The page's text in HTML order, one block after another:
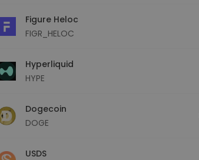
Figure Heloc
FIGR_HELOC
Hyperliquid
HYPE
Dogecoin
DOGE
USDS